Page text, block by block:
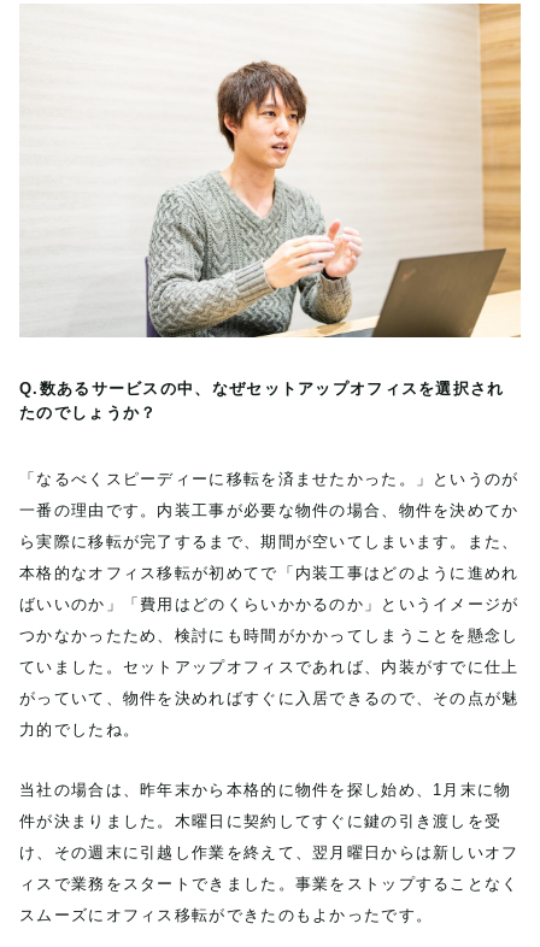
Q.数あるサービスの中、なぜセットアップオフィスを選択され
たのでしょうか？
「なるべくスピーディーに移転を済ませたかった。」というのが
一番の理由です。内装工事が必要な物件の場合、物件を決めてか
ら実際に移転が完了するまで、期間が空いてしまいます。また、
本格的なオフィス移転が初めてで「内装工事はどのように進めれ
ばいいのか」「費用はどのくらいかかるのか」というイメージが
つかなかったため、検討にも時間がかかってしまうことを懸念し
ていました。セットアップオフィスであれば、内装がすでに仕上
がっていて、物件を決めればすぐに入居できるので、その点が魅
力的でしたね。
当社の場合は、昨年末から本格的に物件を探し始め、1月末に物
件が決まりました。木曜日に契約してすぐに鍵の引き渡しを受
け、その週末に引越し作業を終えて、翌月曜日からは新しいオフ
ィスで業務をスタートできました。事業をストップすることなく
スムーズにオフィス移転ができたのもよかったです。